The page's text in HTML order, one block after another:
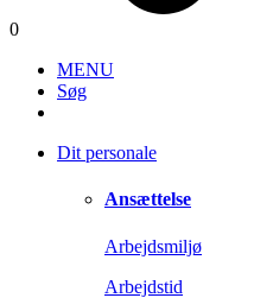
0
MENU
Søg
Dit personale
Ansættelse
Arbejdsmiljø
Arbejdstid